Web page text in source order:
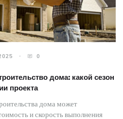
0
дома: какой сезон
проекта
дома может
и скорость выполнения